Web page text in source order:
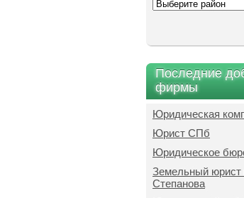
Последние
фирмы
Юридическая
Юрист СПб
Юридическое
Земельный
Степанова